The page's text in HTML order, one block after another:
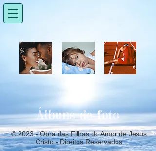
Álbuns de foto
© 2023 - Obra das Filhas do Amor de Jesus
Cristo - Direitos Reservados